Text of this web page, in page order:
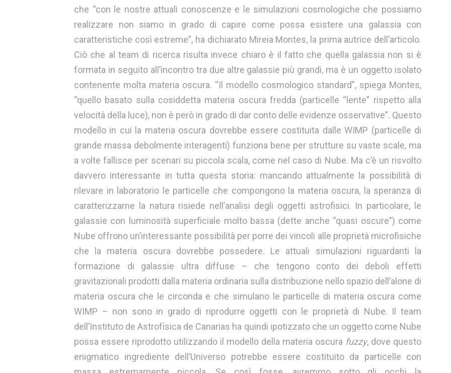
che “con le nostre attuali conoscenze e le simulazioni cosmologiche che possiamo
realizzare non siamo in grado di capire come possa esistere una galassia con
caratteristiche così estreme”, ha dichiarato Mireia Montes, la prima autrice dell’articolo.
Ciò che al team di ricerca risulta invece chiaro è il fatto che quella galassia non si è
formata in seguito all’incontro tra due altre galassie più grandi, ma è un oggetto isolato
contenente molta materia oscura. “Il modello cosmologico standard”, spiega Montes,
“quello basato sulla cosiddetta materia oscura fredda (particelle “lente” rispetto alla
velocità della luce), non è però in grado di dar conto delle evidenze osservative”. Questo
modello in cui la materia oscura dovrebbe essere costituita dalle WIMP (particelle di
grande massa debolmente interagenti) funziona bene per strutture su vaste scale, ma
a volte fallisce per scenari su piccola scala, come nel caso di Nube. Ma c’è un risvolto
davvero interessante in tutta questa storia: mancando attualmente la possibilità di
rilevare in laboratorio le particelle che compongono la materia oscura, la speranza di
caratterizzarne la natura risiede nell’analisi degli oggetti astrofisici. In particolare, le
galassie con luminosità superficiale molto bassa (dette anche “quasi oscure”) come
Nube offrono un’interessante possibilità per porre dei vincoli alle proprietà microfisiche
che la materia oscura dovrebbe possedere. Le attuali simulazioni riguardanti la
formazione di galassie ultra diffuse – che tengono conto dei deboli effetti
gravitazionali prodotti dalla materia ordinaria sulla distribuzione nello spazio dell’alone di
materia oscura che le circonda e che simulano le particelle di materia oscura come
WIMP – non sono in grado di riprodurre oggetti con le proprietà di Nube. Il team
dell’Instituto de Astrofísica de Canarias ha quindi ipotizzato che un oggetto come Nube
possa essere riprodotto utilizzando il modello della materia oscura fuzzy, dove questo
enigmatico ingrediente dell’Universo potrebbe essere costituito da particelle con